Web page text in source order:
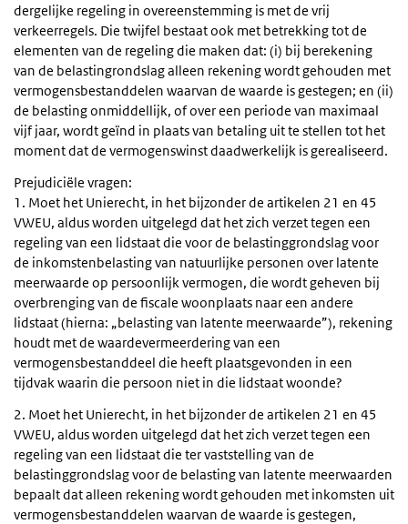
dergelijke regeling in overeenstemming is met de vrij
verkeerregels. Die twijfel bestaat ook met betrekking tot de
elementen van de regeling die maken dat: (i) bij berekening
van de belastingrondslag alleen rekening wordt gehouden met
vermogensbestanddelen waarvan de waarde is gestegen; en (ii)
de belasting onmiddellijk, of over een periode van maximaal
vijf jaar, wordt geïnd in plaats van betaling uit te stellen tot het
moment dat de vermogenswinst daadwerkelijk is gerealiseerd.
Prejudiciële vragen:
1. Moet het Unierecht, in het bijzonder de artikelen 21 en 45
VWEU, aldus worden uitgelegd dat het zich verzet tegen een
regeling van een lidstaat die voor de belastinggrondslag voor
de inkomstenbelasting van natuurlijke personen over latente
meerwaarde op persoonlijk vermogen, die wordt geheven bij
overbrenging van de fiscale woonplaats naar een andere
lidstaat (hierna: „belasting van latente meerwaarde”), rekening
houdt met de waardevermeerdering van een
vermogensbestanddeel die heeft plaatsgevonden in een
tijdvak waarin die persoon niet in die lidstaat woonde?
2. Moet het Unierecht, in het bijzonder de artikelen 21 en 45
VWEU, aldus worden uitgelegd dat het zich verzet tegen een
regeling van een lidstaat die ter vaststelling van de
belastinggrondslag voor de belasting van latente meerwaarden
bepaalt dat alleen rekening wordt gehouden met inkomsten uit
vermogensbestanddelen waarvan de waarde is gestegen,